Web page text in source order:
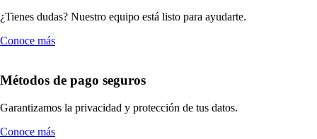
¿Tienes dudas? Nuestro equipo está listo para ayudarte.
Conoce más
Métodos de pago seguros
Garantizamos la privacidad y protección de tus datos.
Conoce más